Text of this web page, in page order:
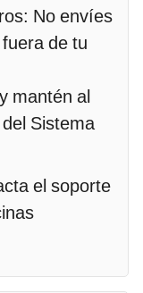
No envíes
de tu
mantén al
Sistema
el soporte